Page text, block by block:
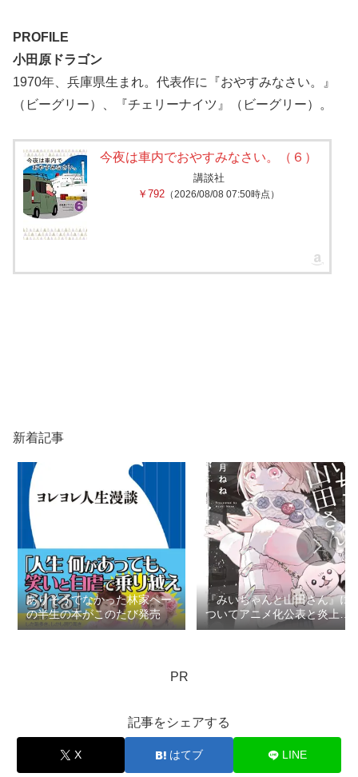
PROFILE
小田原ドラゴン
1970年、兵庫県生まれ。代表作に『おやすみなさい。』
（ビーグリー）、『チェリーナイツ』（ビーグリー）。
今夜は車内でおやすみなさい。（６）
講談社
￥792 （2026/08/08 07:50時点）
新着記事
ありそうでなかった林家ペー
の半生の本がこのたび発売
『みいちゃんと山田さん』に
ついてアニメ化公表と炎上で
思うこと：ロマン優光連載
PR
記事をシェアする
X はてブ LINE